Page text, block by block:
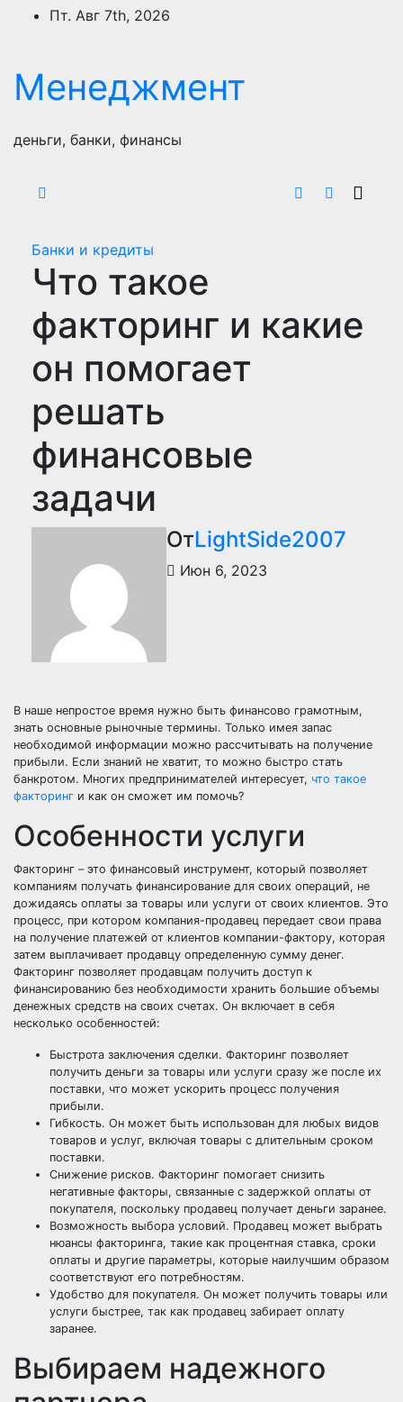
ПерейтиПт. Авг 7th, 2026
Менеджмент
деньги, банки, финансы
Банки и кредиты
Что такое
факторинг и какие
он помогает
решать
финансовые
задачи
ОтLightSide2007
Июн 6, 2023
В наше непростое время нужно быть финансово грамотным,
знать основные рыночные термины. Только имея запас
необходимой информации можно рассчитывать на получение
прибыли. Если знаний не хватит, то можно быстро стать
банкротом. Многих предпринимателей интересует, что такое
факторинг и как он сможет им помочь?
Особенности услуги
Факторинг – это финансовый инструмент, который позволяет
компаниям получать финансирование для своих операций, не
дожидаясь оплаты за товары или услуги от своих клиентов. Это
процесс, при котором компания-продавец передает свои права
на получение платежей от клиентов компании-фактору, которая
затем выплачивает продавцу определенную сумму денег.
Факторинг позволяет продавцам получить доступ к
финансированию без необходимости хранить большие объемы
денежных средств на своих счетах. Он включает в себя
несколько особенностей:
Быстрота заключения сделки. Факторинг позволяет
получить деньги за товары или услуги сразу же после их
поставки, что может ускорить процесс получения
прибыли.
Гибкость. Он может быть использован для любых видов
товаров и услуг, включая товары с длительным сроком
поставки.
Снижение рисков. Факторинг помогает снизить
негативные факторы, связанные с задержкой оплаты от
покупателя, поскольку продавец получает деньги заранее.
Возможность выбора условий. Продавец может выбрать
нюансы факторинга, такие как процентная ставка, сроки
оплаты и другие параметры, которые наилучшим образом
соответствуют его потребностям.
Удобство для покупателя. Он может получить товары или
услуги быстрее, так как продавец забирает оплату
заранее.
Выбираем надежного